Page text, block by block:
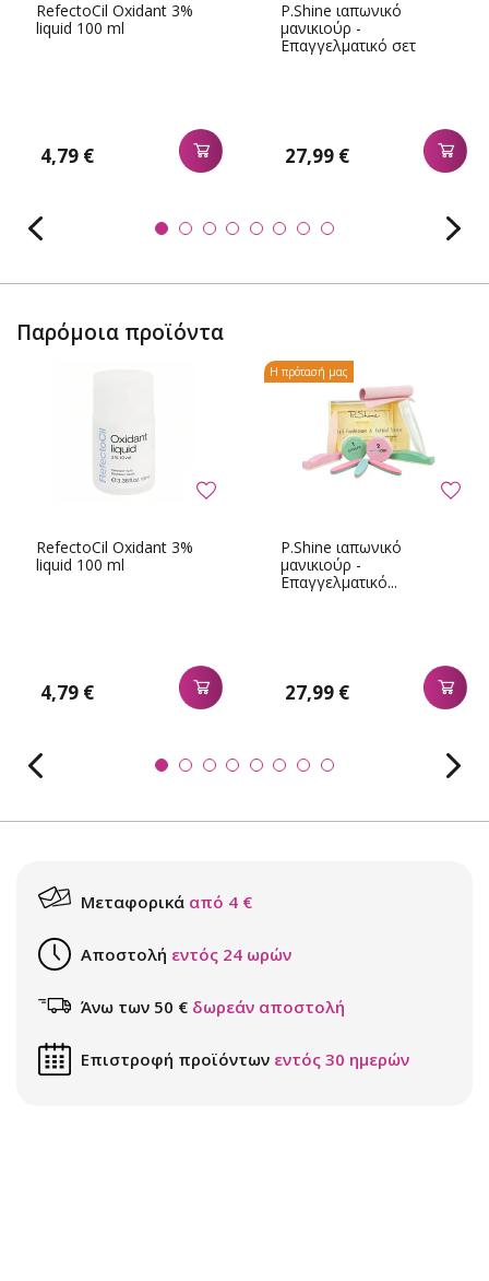
RefectoCil Oxidant 3%
liquid 100 ml
4,79 €
P.Shine ιαπωνικό
μανικιούρ -
Επαγγελματικό σετ
27,99 €
Παρόμοια προϊόντα
RefectoCil Oxidant 3%
liquid 100 ml
4,79 €
P.Shine ιαπωνικό
μανικιούρ -
Επαγγελματικό...
27,99 €
Η πρότασή μας
Μεταφορικά από 4 €
Αποστολή εντός 24 ωρών
Άνω των 50 € δωρεάν αποστολή
Επιστροφή προϊόντων εντός 30 ημερών